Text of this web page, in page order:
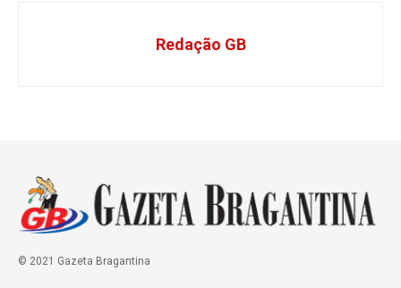
Redação GB
© 2021 Gazeta Bragantina